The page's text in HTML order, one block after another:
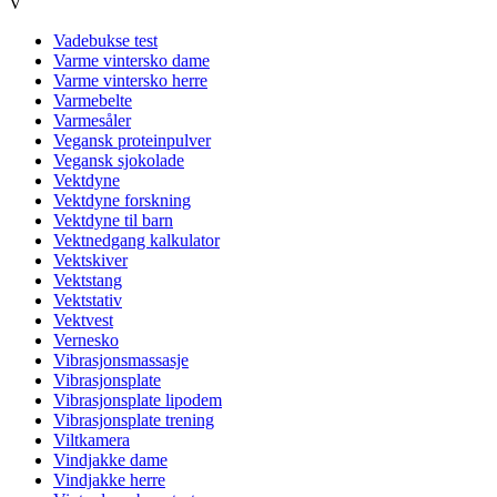
Vadebukse test
Varme vintersko dame
Varme vintersko herre
Varmebelte
Varmesåler
Vegansk proteinpulver
Vegansk sjokolade
Vektdyne
Vektdyne forskning
Vektdyne til barn
Vektnedgang kalkulator
Vektskiver
Vektstang
Vektstativ
Vektvest
Vernesko
Vibrasjonsmassasje
Vibrasjonsplate
Vibrasjonsplate lipodem
Vibrasjonsplate trening
Viltkamera
Vindjakke dame
Vindjakke herre